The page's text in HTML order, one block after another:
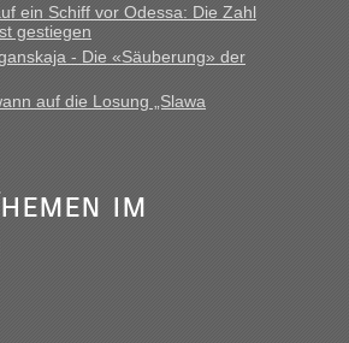
Dokumente • Re: Deklaration
beim Zoll
Briefchen meiner Frau im Gepäck
wenn die Frau mit dabei ist.
stehen schließlich immer unter
ein Schiff vor Odessa: Die Zahl
gestiegen
- Die «Säuberung» der
auf die Losung „Slawa
im